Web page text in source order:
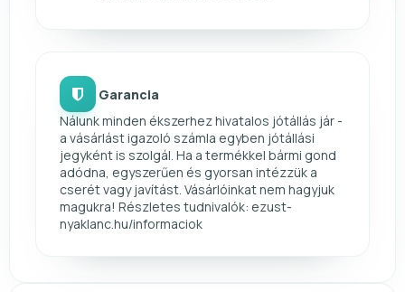
Garancia
Nálunk minden ékszerhez hivatalos jótállás jár -
a vásárlást igazoló számla egyben jótállási
jegyként is szolgál. Ha a termékkel bármi gond
adódna, egyszerűen és gyorsan intézzük a
cserét vagy javítást. Vásárlóinkat nem hagyjuk
magukra! Részletes tudnivalók: ezust-
nyaklanc.hu/informaciok